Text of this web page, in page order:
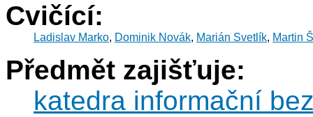
Cvičící:
Ladislav Marko, Dominik Novák, Marián Svetlík, Martin
Předmět zajišťuje:
katedra informační